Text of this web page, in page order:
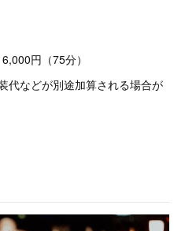
円（75分）
代などが別途加算される場合が